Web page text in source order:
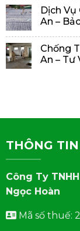
Dịch
An –
Chống
An – Tư
THÔNG
Công Ty
Ngọc Hoàn
Mã số thuế: